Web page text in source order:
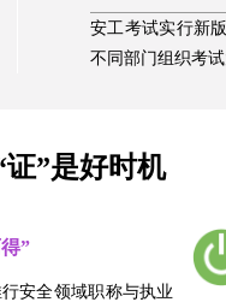
安工考试实行新
不同部门组织考
”是好时机
”
安全领域职称与执业